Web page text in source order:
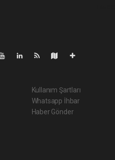
Kullanım Şartları
Whatsapp İhbar
Haber Gönder